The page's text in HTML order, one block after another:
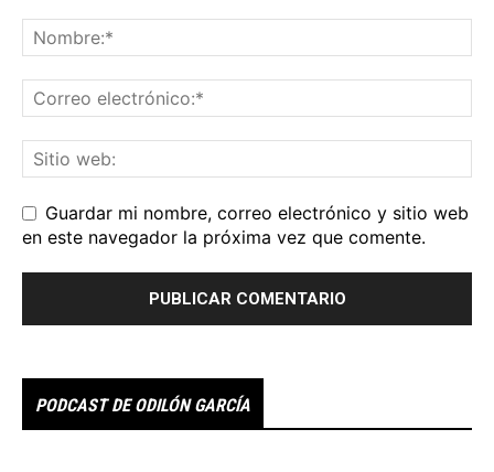
Guardar mi nombre, correo electrónico y sitio web
en este navegador la próxima vez que comente.
PODCAST DE ODILÓN GARCÍA